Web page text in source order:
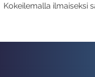
Kokeilemalla ilmaiseksi